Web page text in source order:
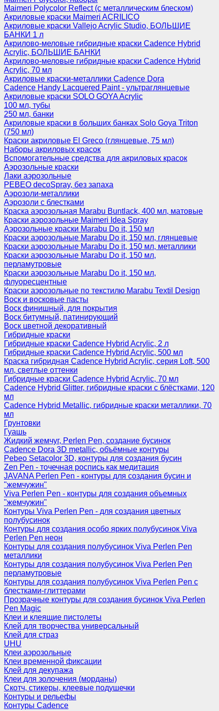
Maimeri Polycolor Reflect (с металлическим блеском)
Акриловые краски Maimeri ACRILICO
Акриловые краски Vallejo Acrylic Studio, БОЛЬШИЕ
БАНКИ 1 л
Акрилово-меловые гибридные краски Cadence Hybrid
Acrylic, БОЛЬШИЕ БАНКИ
Акрилово-меловые гибридные краски Cadence Hybrid
Acrylic, 70 мл
Акриловые краски-металлики Cadence Dora
Cadence Handy Lacquered Paint - ультраглянцевые
Акриловые краски SOLO GOYA Acrylic
100 мл, тубы
250 мл, банки
Акриловые краски в больших банках Solo Goya Triton
(750 мл)
Краски акриловые El Greco (глянцевые, 75 мл)
Наборы акриловых красок
Вспомогательные средства для акриловых красок
Аэрозольные краски
Лаки аэрозольные
PEBEO decoSpray, без запаха
Аэрозоли-металлики
Аэрозоли с блестками
Краска аэрозольная Marabu Buntlack, 400 мл, матовые
Краски аэрозольные Maimeri Idea Spray
Аэрозольные краски Marabu Do it, 150 мл
Краски аэрозольные Marabu Do it, 150 мл, глянцевые
Краски аэрозольные Marabu Do it, 150 мл, металлики
Краски аэрозольные Marabu Do it, 150 мл,
перламутровые
Краски аэрозольные Marabu Do it, 150 мл,
флуоресцентные
Краски аэрозольные по текстилю Marabu Textil Design
Воск и восковые пасты
Воск финишный, для покрытия
Воск битумный, патинирующий
Воск цветной декоративный
Гибридные краски
Гибридные краски Cadence Hybrid Acrylic, 2 л
Гибридные краски Cadence Hybrid Acrylic, 500 мл
Краска гибридная Cadence Hybrid Acrylic, серия Loft, 500
мл, светлые оттенки
Гибридные краски Cadence Hybrid Acrylic, 70 мл
Cadence Hybrid Glitter, гибридные краски с блёстками, 120
мл
Cadence Hybrid Metallic, гибридные краски металлики, 70
мл
Грунтовки
Гуашь
Жидкий жемчуг, Perlen Pen, создание бусинок
Cadence Dora 3D metallic, объёмные контуры
Pebeo Setacolor 3D, контуры для создания бусин
Zen Pen - точечная роспись как медитация
JAVANA Perlen Pen - контуры для создания бусин и
"жемчужин"
Viva Perlen Pen - контуры для создания объемных
"жемчужин"
Контуры Viva Perlen Pen - для создания цветных
полубусинок
Контуры для создания особо ярких полубусинок Viva
Perlen Pen неон
Контуры для создания полубусинок Viva Perlen Pen
металлики
Контуры для создания полубусинок Viva Perlen Pen
перламутровые
Контуры для создания полубусинок Viva Perlen Pen с
блестками-глиттерами
Прозрачные контуры для создания бусинок Viva Perlen
Pen Magic
Клеи и клеящие пистолеты
Клей для творчества универсальный
Клей для страз
UHU
Клеи аэрозольные
Клеи временной фиксации
Клей для декупажа
Клеи для золочения (морданы)
Скотч, стикеры, клеевые подушечки
Контуры и рельефы
Контуры Cadence